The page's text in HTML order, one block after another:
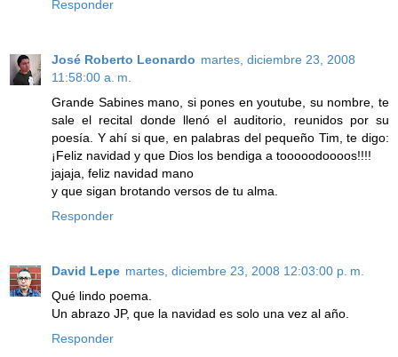
Responder
José Roberto Leonardo martes, diciembre 23, 2008
11:58:00 a. m.
Grande Sabines mano, si pones en youtube, su nombre, te
sale el recital donde llenó el auditorio, reunidos por su
poesía. Y ahí si que, en palabras del pequeño Tim, te digo:
¡Feliz navidad y que Dios los bendiga a tooooodoooos!!!!
jajaja, feliz navidad mano
y que sigan brotando versos de tu alma.
Responder
David Lepe martes, diciembre 23, 2008 12:03:00 p. m.
Qué lindo poema.
Un abrazo JP, que la navidad es solo una vez al año.
Responder